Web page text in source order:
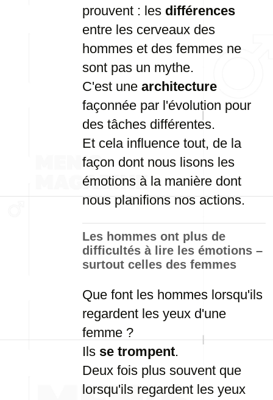
prouvent : les différences
entre les cerveaux des
hommes et des femmes ne
sont pas un mythe.
C'est une architecture
façonnée par l'évolution pour
des tâches différentes.
Et cela influence tout, de la
façon dont nous lisons les
émotions à la manière dont
nous planifions nos actions.
Les hommes ont plus de
difficultés à lire les émotions –
surtout celles des femmes
Que font les hommes lorsqu'ils
regardent les yeux d'une
femme ?
Ils se trompent.
Deux fois plus souvent que
lorsqu'ils regardent les yeux